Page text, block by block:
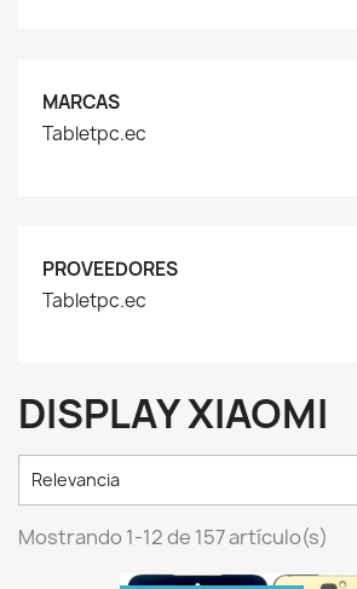
MARCAS
Tabletpc.ec
PROVEEDORES
Tabletpc.ec
DISPLAY XIAOMI
Relevancia
Mostrando 1-12 de 157 artículo(s)